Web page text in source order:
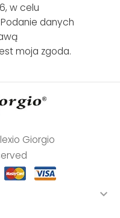
w celu
danych
moja zgoda.
Giorgio
